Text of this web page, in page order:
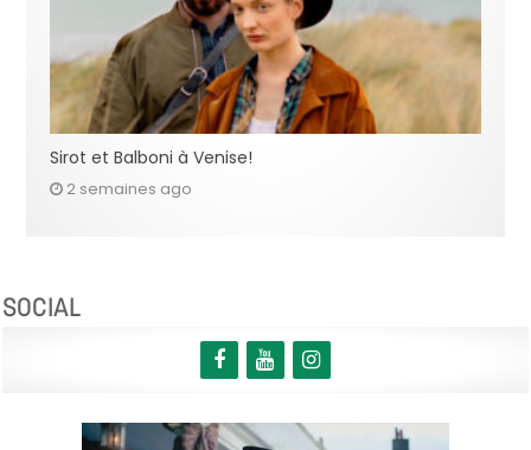
Sirot et Balboni à Venise!
2 semaines ago
SOCIAL